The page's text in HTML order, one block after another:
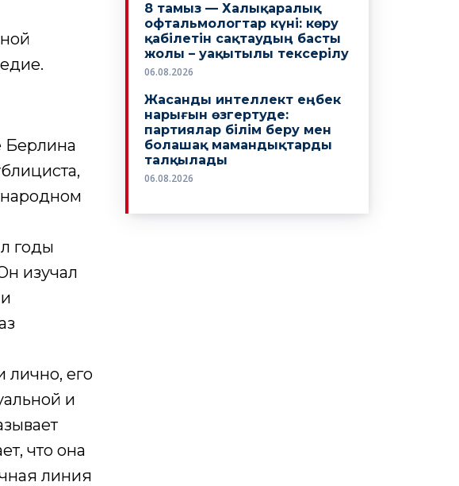
Берлина
годы
изучал
лично, его
и
что она
линия
8 тамыз — Халықаралық
офтальмологтар күні: көру
қабілетін сақтаудың басты
жолы – уақытылы тексерілу
06.08.2026
Жасанды интеллект еңбек
нарығын өзгертуде:
партиялар білім беру мен
болашақ мамандықтарды
талқылады
06.08.2026